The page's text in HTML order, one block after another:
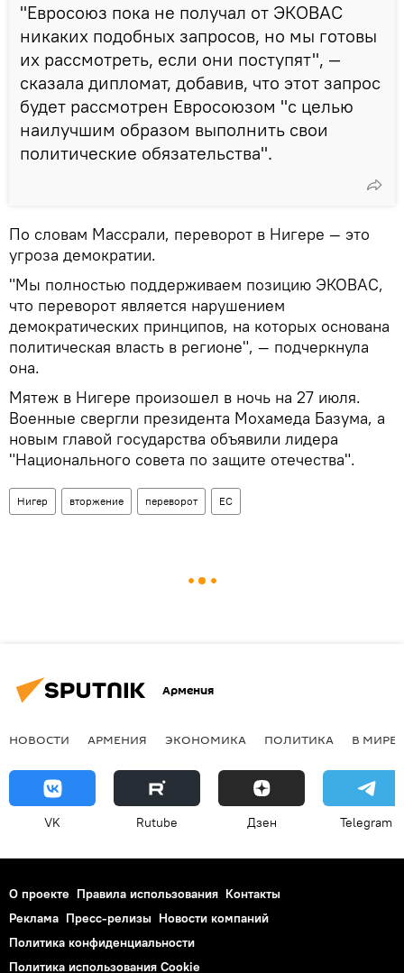
"Евросоюз пока не получал от ЭКОВАС
никаких подобных запросов, но мы готовы
их рассмотреть, если они поступят", —
сказала дипломат, добавив, что этот запрос
будет рассмотрен Евросоюзом "с целью
наилучшим образом выполнить свои
политические обязательства".
По словам Массрали, переворот в Нигере — это
угроза демократии.
"Мы полностью поддерживаем позицию ЭКОВАС,
что переворот является нарушением
демократических принципов, на которых основана
политическая власть в регионе", — подчеркнула
она.
Мятеж в Нигере произошел в ночь на 27 июля.
Военные свергли президента Мохамеда Базума, а
новым главой государства объявили лидера
"Национального совета по защите отечества".
Нигер вторжение переворот ЕС
Армения
НОВОСТИ АРМЕНИЯ ЭКОНОМИКА ПОЛИТИКА В МИРЕ
VK Rutube Дзен Telegram
О проекте Правила использования Контакты
Реклама Пресс-релизы Новости компаний
Политика конфиденциальности
Политика использования Cookie